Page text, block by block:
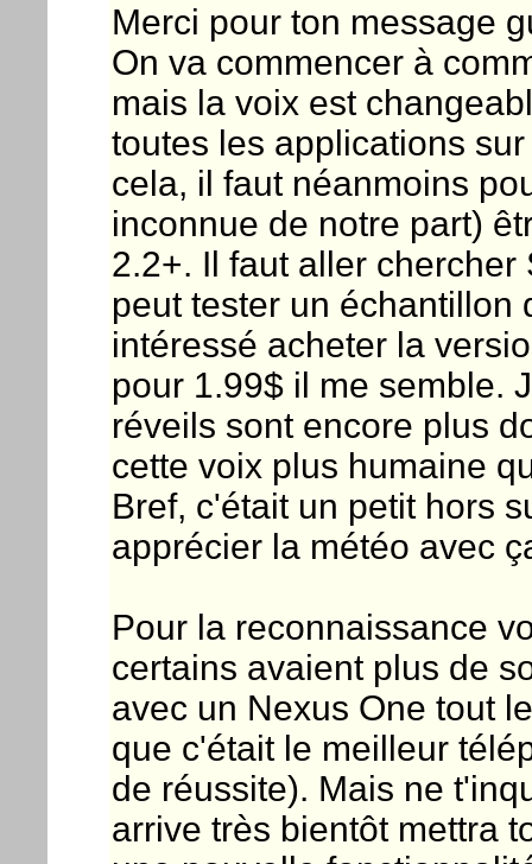
Merci pour ton message
On va commencer à
mais la voix est
toutes les applications
cela, il faut néanmoins
inconnue de notre part)
2.2+. Il faut aller
peut tester un échantillon
intéressé acheter la
pour 1.99$ il me semble.
réveils sont encore plus
cette voix plus humaine
Bref, c'était un petit hors
apprécier la météo avec
Pour la reconnaissance
certains avaient plus de
avec un Nexus One tout
que c'était le meilleur
de réussite). Mais ne
arrive très bientôt mettra